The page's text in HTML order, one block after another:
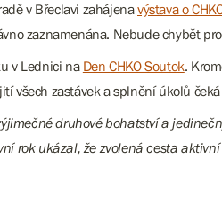
v Břeclavi zahájenavýstava o
zaznamenána. Nebude chybět
v Lednici na Den CHKO Soutok.
všech zastávek a splnění úkolů
druhové bohatství a
rok ukázal, že zvolená cesta